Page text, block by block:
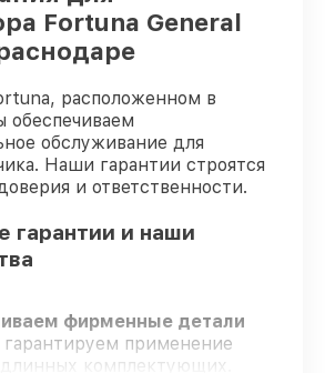
Fortuna General
расположенном в
обеспечиваем
обслуживание для
Наши гарантии строятся
и ответственности.
гарантии и наши
фирменные детали
гарантируем применение
комплектующих.